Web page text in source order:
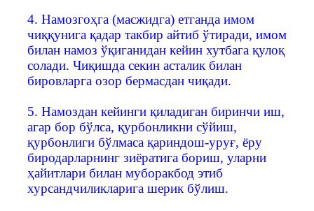
4. Намозгоҳга (масжидга) етганда имом
чиққунига қадар такбир айтиб ўтиради, имом
билан намоз ўқиганидан кейин хутбага қулоқ
солади. Чиқишда секин асталик билан
бировларга озор бермасдан чиқади.
5. Намоздан кейинги қиладиган биринчи иш,
агар бор бўлса, қурбонликни сўйиш,
қурбонлиги бўлмаса қариндош-уруғ, ёру
биродарларнинг зиёратига бориш, уларни
ҳайитлари билан муборакбод этиб
хурсандчиликларига шерик бўлиш.